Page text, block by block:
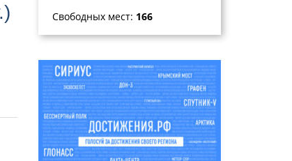
Свободных мест: 166